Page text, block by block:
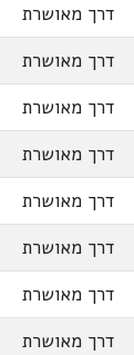
דרך מאושרת
דרך מאושרת
דרך מאושרת
דרך מאושרת
דרך מאושרת
דרך מאושרת
דרך מאושרת
דרך מאושרת